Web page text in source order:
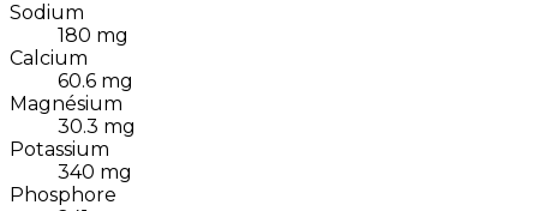
Sodium
180 mg
Calcium
60.6 mg
Magnésium
30.3 mg
Potassium
340 mg
Phosphore